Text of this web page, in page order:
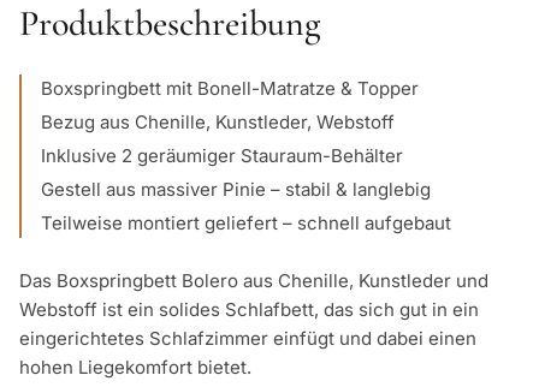
Produktbeschreibung
Boxspringbett mit Bonell-Matratze & Topper
Bezug aus Chenille, Kunstleder, Webstoff
Inklusive 2 geräumiger Stauraum-Behälter
Gestell aus massiver Pinie – stabil & langlebig
Teilweise montiert geliefert – schnell aufgebaut
Das Boxspringbett Bolero aus Chenille, Kunstleder und
Webstoff ist ein solides Schlafbett, das sich gut in ein
eingerichtetes Schlafzimmer einfügt und dabei einen
hohen Liegekomfort bietet.